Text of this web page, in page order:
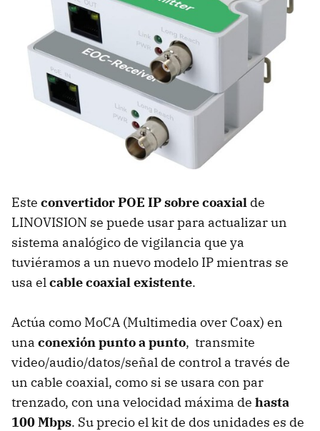
Este convertidor POE IP sobre coaxial de
LINOVISION se puede usar para actualizar un
sistema analógico de vigilancia que ya
tuviéramos a un nuevo modelo IP mientras se
usa elcable coaxial existente.
Actúa como MoCA (Multimedia over Coax) en
una conexión punto a punto, transmite
video/audio/datos/señal de control a través de
un cable coaxial, como si se usara con par
trenzado, con una velocidad máxima de hasta
100 Mbps. Su precio el kit de dos unidades es de